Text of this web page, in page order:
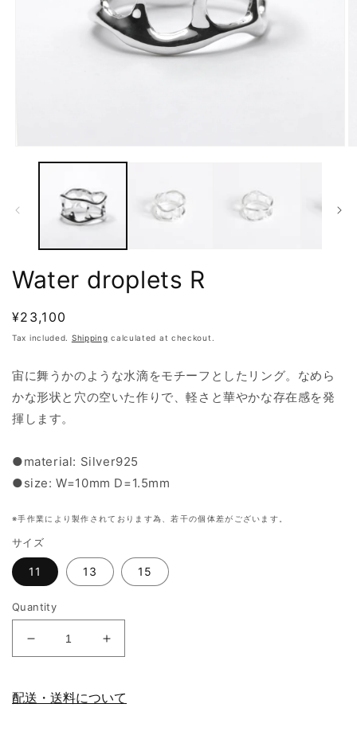
media
Water droplets R
Regular
price
¥23,100
Tax included. Shipping calculated at checkout.
宙に舞うかのような水滴をモチーフとしたリング。なめら
かな形状と穴の空いた作りで、軽さと華やかな存在感を発
揮します。
●material: Silver925
●size: W=10mm D=1.5mm
※手作業により製作されております為、若干の個体差がございます。
サイズ
11 13 15
Quantity
Decrease
quantity
Water
Increase
quantity
Water
配送・送料について